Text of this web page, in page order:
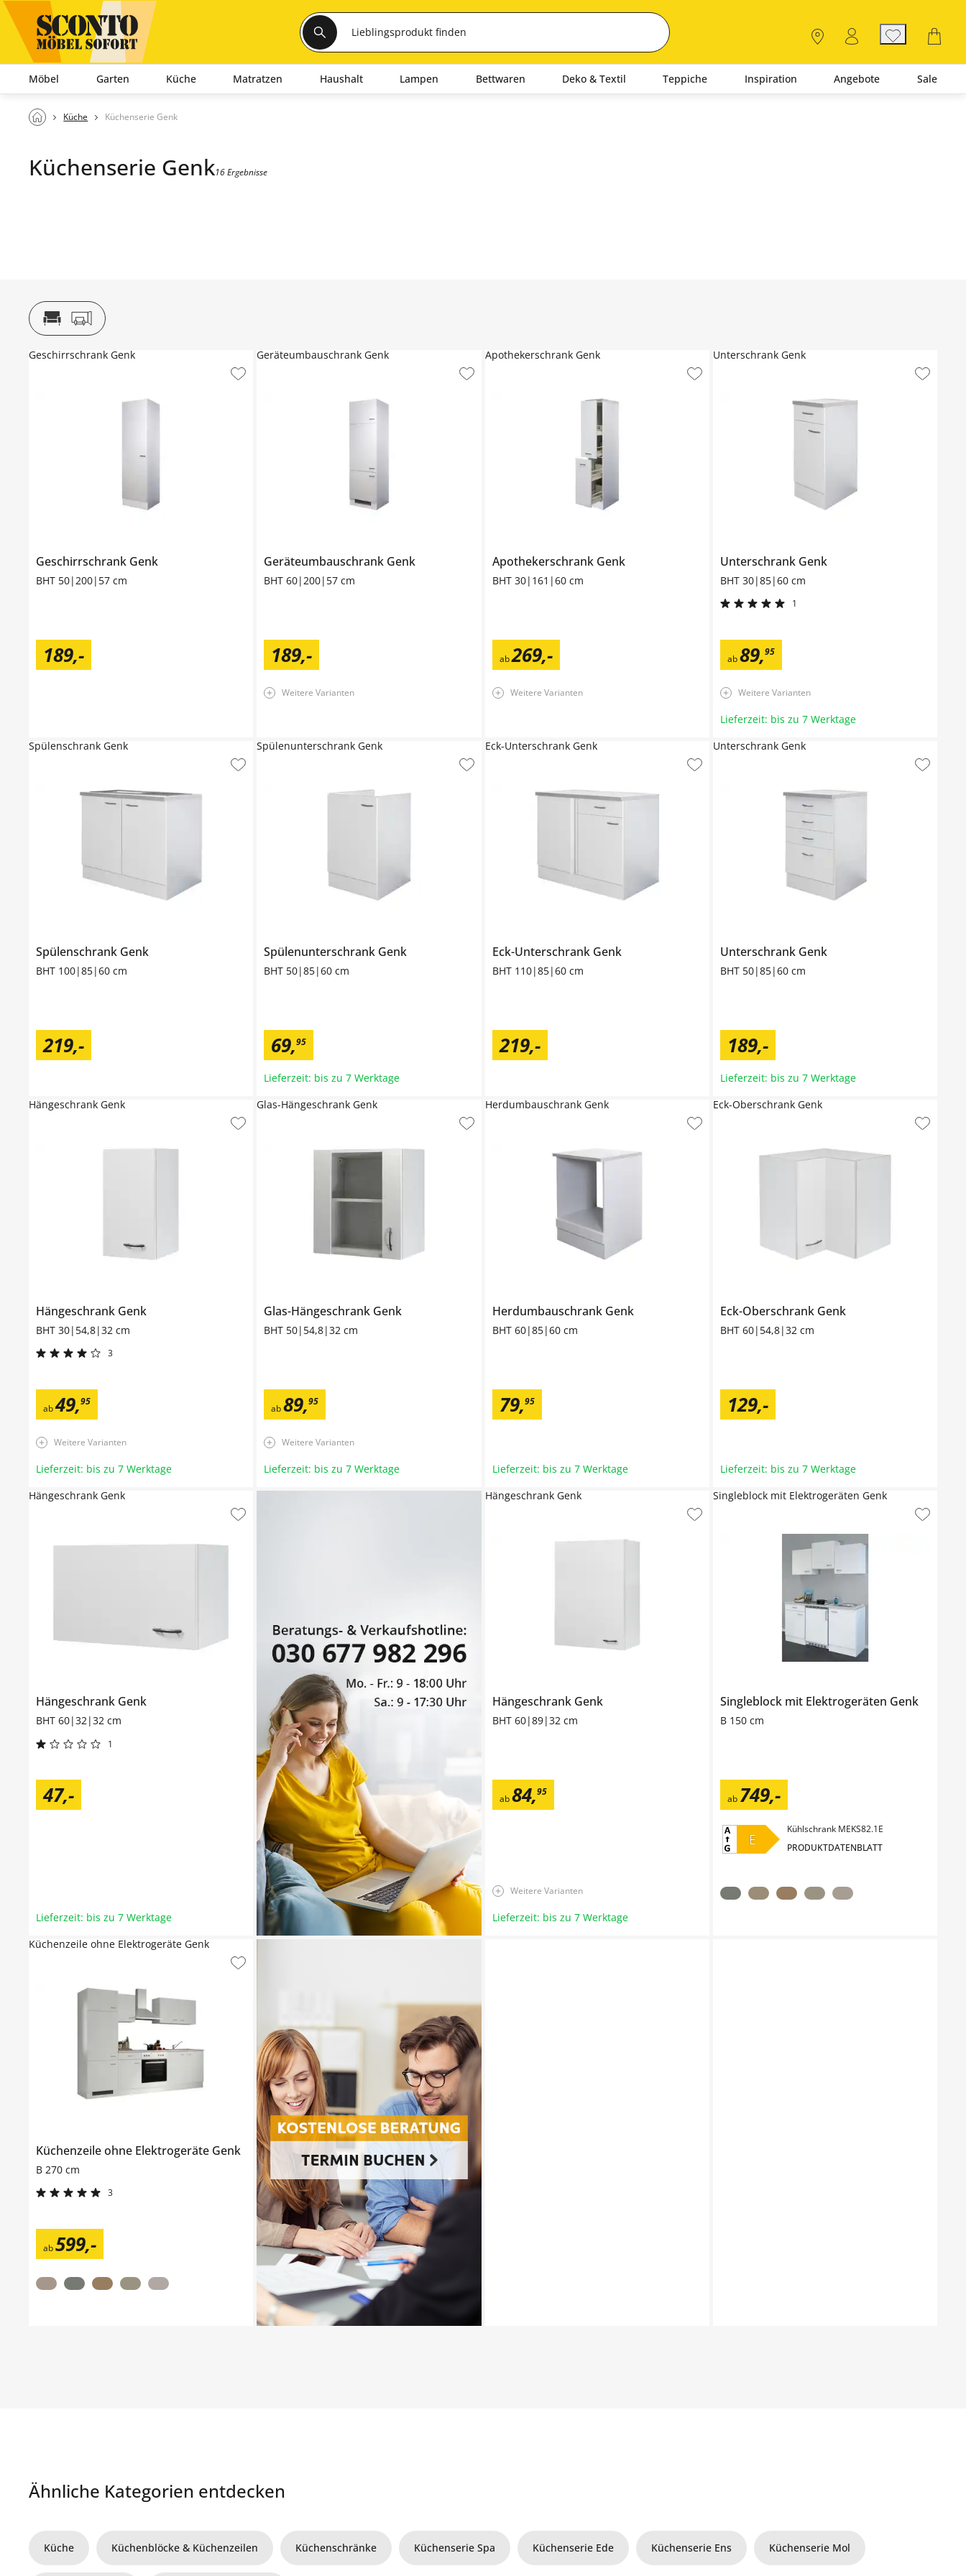
Möbel Garten Küche Matratzen Haushalt Lampen Bettwaren Deko & Textil Teppiche Inspiration Angebote Sale
Küche Küchenserie Genk
Küchenserie Genk16 Ergebnisse
Geschirrschrank Genk
BHT 50|200|57 cm
189,-
Geschirrschrank Genk
Geräteumbauschrank Genk
BHT 60|200|57 cm
189,-
Geräteumbauschrank Genk
Weitere Varianten
Apothekerschrank Genk
BHT 30|161|60 cm
ab269,-
Apothekerschrank Genk
Weitere Varianten
Unterschrank Genk
BHT 30|85|60 cm
1
ab 89,95
Unterschrank Genk
Weitere Varianten
Lieferzeit: bis zu 7 Werktage
Spülenschrank Genk
BHT 100|85|60 cm
219,-
Spülenschrank Genk
Spülenunterschrank Genk
BHT 50|85|60 cm
69,95
Spülenunterschrank Genk
Lieferzeit: bis zu 7 Werktage
Eck-Unterschrank Genk
BHT 110|85|60 cm
219,-
Eck-Unterschrank Genk
Unterschrank Genk
BHT 50|85|60 cm
189,-
Unterschrank Genk
Lieferzeit: bis zu 7 Werktage
Hängeschrank Genk
BHT 30|54,8|32 cm
3
ab49,95
Hängeschrank Genk
Weitere Varianten
Lieferzeit: bis zu 7 Werktage
Glas-Hängeschrank Genk
BHT 50|54,8|32 cm
ab 89,95
Glas-Hängeschrank Genk
Weitere Varianten
Lieferzeit: bis zu 7 Werktage
Herdumbauschrank Genk
BHT 60|85|60 cm
79,95
Herdumbauschrank Genk
Lieferzeit: bis zu 7 Werktage
Eck-Oberschrank Genk
BHT 60|54,8|32 cm
129,-
Eck-Oberschrank Genk
Lieferzeit: bis zu 7 Werktage
Hängeschrank Genk
BHT 60|32|32 cm
1
47,-
Hängeschrank Genk
Lieferzeit: bis zu 7 Werktage
Hängeschrank Genk
BHT 60|89|32 cm
ab 84,95
Hängeschrank Genk
Weitere Varianten
Lieferzeit: bis zu 7 Werktage
Singleblock mit Elektrogeräten Genk
B 150 cm
ab 749,-
Singleblock mit Elektrogeräten Genk
E
Kühlschrank MEKS82.1E
PRODUKTDATENBLATT
Küchenzeile ohne Elektrogeräte Genk
B 270 cm
3
ab599,-
Küchenzeile ohne Elektrogeräte Genk
Ähnliche Kategorien entdecken
Küche Küchenblöcke & Küchenzeilen Küchenschränke Küchenserie Spa Küchenserie Ede Küchenserie Ens Küchenserie Mol